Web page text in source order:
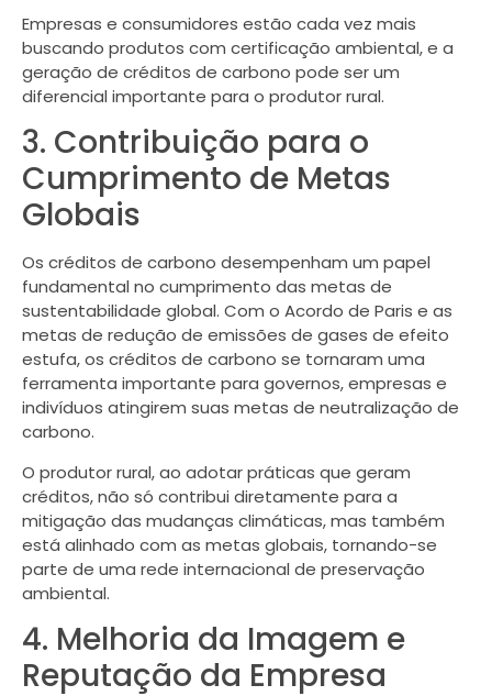
Empresas e consumidores estão cada vez mais
buscando produtos com certificação ambiental, e a
geração de créditos de carbono pode ser um
diferencial importante para o produtor rural.
3. Contribuição para o
Cumprimento de Metas
Globais
Os créditos de carbono desempenham um papel
fundamental no cumprimento das metas de
sustentabilidade global. Com o Acordo de Paris e as
metas de redução de emissões de gases de efeito
estufa, os créditos de carbono se tornaram uma
ferramenta importante para governos, empresas e
indivíduos atingirem suas metas de neutralização de
carbono.
O produtor rural, ao adotar práticas que geram
créditos, não só contribui diretamente para a
mitigação das mudanças climáticas, mas também
está alinhado com as metas globais, tornando-se
parte de uma rede internacional de preservação
ambiental.
4. Melhoria da Imagem e
Reputação da Empresa